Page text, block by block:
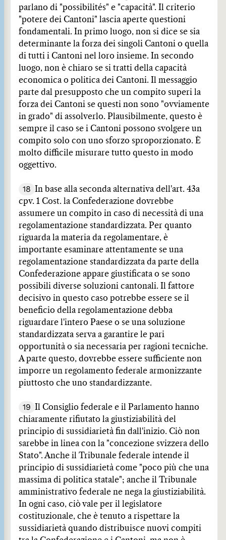
parlano di "possibilités" e "capacità". Il criterio
"potere dei Cantoni" lascia aperte questioni
fondamentali. In primo luogo, non si dice se sia
determinante la forza dei singoli Cantoni o quella
di tutti i Cantoni nel loro insieme. In secondo
luogo, non è chiaro se si tratti della capacità
economica o politica dei Cantoni. Il messaggio
parte dal presupposto che un compito superi la
forza dei Cantoni se questi non sono "ovviamente
in grado" di assolverlo. Plausibilmente, questo è
sempre il caso se i Cantoni possono svolgere un
compito solo con uno sforzo sproporzionato. È
molto difficile misurare tutto questo in modo
oggettivo.
18
In base alla seconda alternativa dell'art. 43a
cpv. 1 Cost. la Confederazione dovrebbe
assumere un compito in caso di necessità di una
regolamentazione standardizzata. Per quanto
riguarda la materia da regolamentare, è
importante esaminare attentamente se una
regolamentazione standardizzata da parte della
Confederazione appare giustificata o se sono
possibili diverse soluzioni cantonali. Il fattore
decisivo in questo caso potrebbe essere se il
beneficio della regolamentazione debba
riguardare l'intero Paese o se una soluzione
standardizzata serva a garantire le pari
opportunità o sia necessaria per ragioni tecniche.
A parte questo, dovrebbe essere sufficiente non
imporre un regolamento federale armonizzante
piuttosto che uno standardizzante.
19
Il Consiglio federale e il Parlamento hanno
chiaramente rifiutato la giustiziabilità del
principio di sussidiarietà fin dall'inizio. Ciò non
sarebbe in linea con la "concezione svizzera dello
Stato". Anche il Tribunale federale intende il
principio di sussidiarietà come "poco più che una
massima di politica statale"; anche il Tribunale
amministrativo federale ne nega la giustiziabilità.
In ogni caso, ciò vale per il legislatore
costituzionale, che è tenuto a rispettare la
sussidiarietà quando distribuisce nuovi compiti